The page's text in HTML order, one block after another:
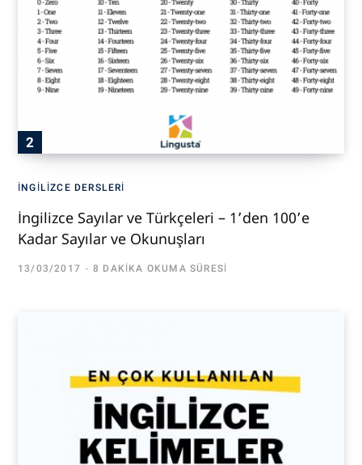
İNGILIZCE DERSLERI
İngilizce Sayılar ve Türkçeleri – 1’den 100’e
Kadar Sayılar ve Okunuşları
13/03/2017 8 DAKIKA OKUMA SÜRESI